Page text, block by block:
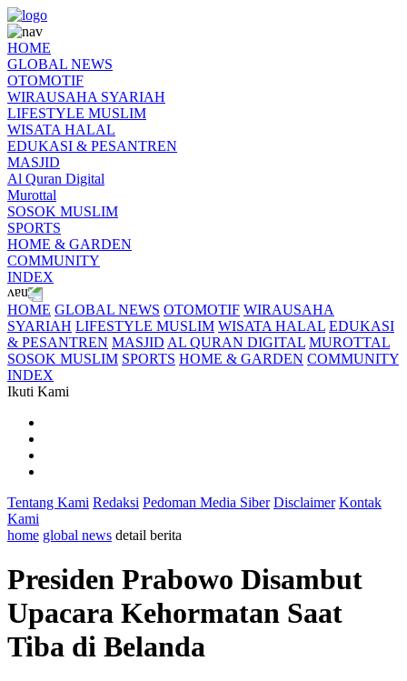
HOME
GLOBAL NEWS
OTOMOTIF
WIRAUSAHA SYARIAH
LIFESTYLE MUSLIM
WISATA HALAL
EDUKASI & PESANTREN
MASJID
Al Quran Digital
Murottal
SOSOK MUSLIM
SPORTS
HOME & GARDEN
COMMUNITY
INDEX
HOME GLOBAL NEWS OTOMOTIF WIRAUSAHA
SYARIAH LIFESTYLE MUSLIM WISATA HALAL EDUKASI
& PESANTREN MASJID AL QURAN DIGITAL MUROTTAL
SOSOK MUSLIM SPORTS HOME & GARDEN COMMUNITY
INDEX
Ikuti Kami
Tentang Kami Redaksi Pedoman Media Siber Disclaimer Kontak
Kami
home global news detail berita
Presiden Prabowo Disambut
Upacara Kehormatan Saat
Tiba di Belanda